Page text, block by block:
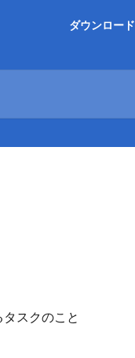
ダウンロード
スクのこと